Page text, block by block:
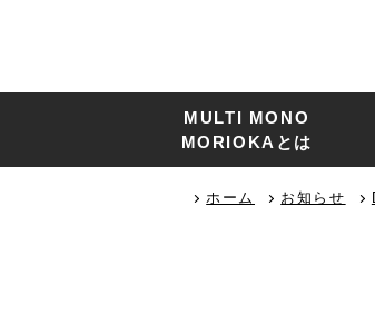
MULTI MONO
MORIOKAとは
ホーム お知らせ